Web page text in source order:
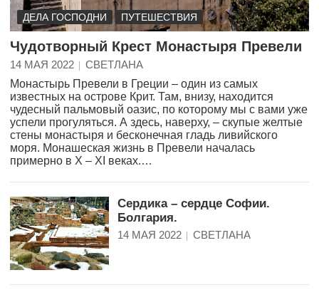
ДЕЛА ГОСПОДНИ ПУТЕШЕСТВИЯ
Чудотворный Крест Монастыря Превели
14 МАЯ 2022
СВЕТЛАНА
Монастырь Превели в Греции – один из самых
известных на острове Крит. Там, внизу, находится
чудесный пальмовый оазис, по которому мы с вами уже
успели прогуляться. А здесь, наверху, – скупые желтые
стены монастыря и бесконечная гладь ливийского
моря. Монашеская жизнь в Превели началась
примерно в X – XI веках.…
Сердика – сердце Софии.
Болгария.
14 МАЯ 2022 СВЕТЛАНА